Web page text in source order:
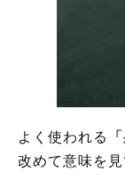
「身も
「身も
「身も
換え
よく使われる
改めて意味を見